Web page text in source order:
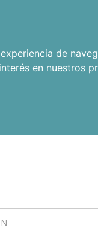
de
en nuestros